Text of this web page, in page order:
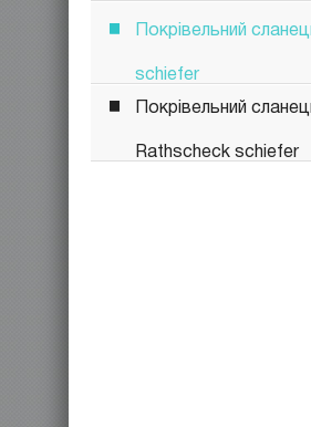
Покрівельний
schiefer
Покрівельний
Rathscheck schiefer